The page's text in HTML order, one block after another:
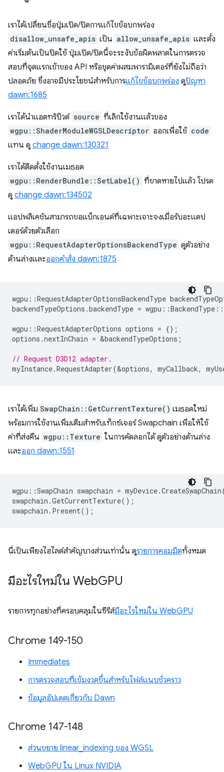
เราได้เปลี่ยนชื่อปุ่มเปิด/ปิดการแก้ไขข้อบกพร่อง
disallow_unsafe_apis เป็น allow_unsafe_apis และตั้ง
ค่าเริ่มต้นเป็นปิดใช้ ปุ่มเปิด/ปิดนี้จะระงับข้อผิดพลาดในการตรวจ
สอบที่จุดแรกเข้าของ API หรือชุดค่าผสมพารามิเตอร์ที่ยังไม่ถือว่า
ปลอดภัย ซึ่งอาจมีประโยชน์สำหรับการแก้ไขข้อบกพร่อง ดูปัญหา
dawn:1685
เราได้นำแอตทริบิวต์ source ที่เลิกใช้งานแล้วของ
wgpu::ShaderModuleWGSLDescriptor ออกเพื่อใช้ code
แทน ดู change dawn:130321
เราได้ติดตั้งใช้งานเมธอด
wgpu::RenderBundle::SetLabel() ที่ขาดหายไปแล้ว โปรด
ดู change dawn:134502
แอปพลิเคชันสามารถขอแบ็กเอนด์ที่เฉพาะเจาะจงเมื่อรับอะแดป
เตอร์ด้วยตัวเลือก
wgpu::RequestAdapterOptionsBackendType ดูตัวอย่าง
ด้านล่างและออกคำสั่ง dawn:1875
wgpu ::RequestAdapterOptionsBackendType
backendTypeOptions .backendType = wgpu ::BackendType ::
wgpu ::RequestAdapterOptions options = {};
options .nextInChain = &backendTypeOptions ;
// Request D3D12 adapter.
myInstance.RequestAdapter(&options, myCallback,
เราได้เพิ่ม SwapChain::GetCurrentTexture() เมธอดใหม่
พร้อมการใช้งานเพิ่มเติมสำหรับเท็กซ์เจอร์ Swapchain เพื่อให้ใช้
ค่าที่ส่งคืน wgpu::Texture ในการคัดลอกได้ ดูตัวอย่างด้านล่าง
และออก dawn:1551
wgpu ::SwapChain swapchain = myDevice.CreateSwapChain
swapchain .GetCurrentTexture();
swapchain . Present();
นี่เป็นเพียงไฮไลต์สำคัญบางส่วนเท่านั้น ดูรายการคอมมิตทั้งหมด
มีอะไรใหม่ใน WebGPU
รายการทุกอย่างที่ครอบคลุมในซีรีส์มีอะไรใหม่ใน WebGPU
Chrome 149-150
Immediates
การตรวจสอบที่เข้มงวดขึ้นสำหรับไฟล์แนบชั่วคราว
ข้อมูลอัปเดตเกี่ยวกับ Dawn
Chrome 147-148
ส่วนขยาย linear_indexing ของ WGSL
WebGPU ใน Linux NVIDIA